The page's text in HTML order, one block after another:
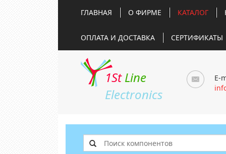
ГЛАВНАЯ О ФИРМЕ КАТАЛОГ
ОПЛАТА И ДОСТАВКА СЕРТИФИКАТЫ
1St Line
Electronics
E-